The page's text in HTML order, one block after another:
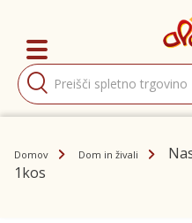
Products
search
Domov Dom in živali
1kos